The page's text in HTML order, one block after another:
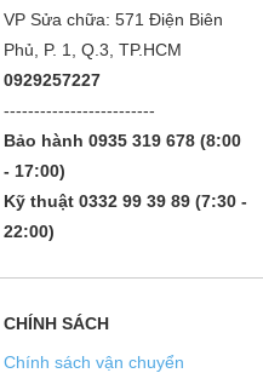
VP Sửa chữa: 571 Điện Biên
Phủ, P. 1, Q.3, TP.HCM
0929257227
-------------------------
Bảo hành 0935 319 678 (8:00
- 17:00)
Kỹ thuật 0332 99 39 89 (7:30 -
22:00)
CHÍNH SÁCH
Chính sách vận chuyển